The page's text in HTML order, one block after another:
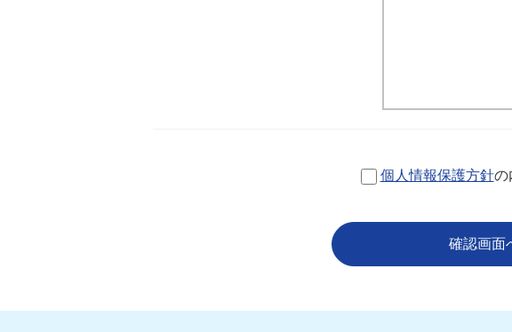
個人情報保護方針の
確認画面